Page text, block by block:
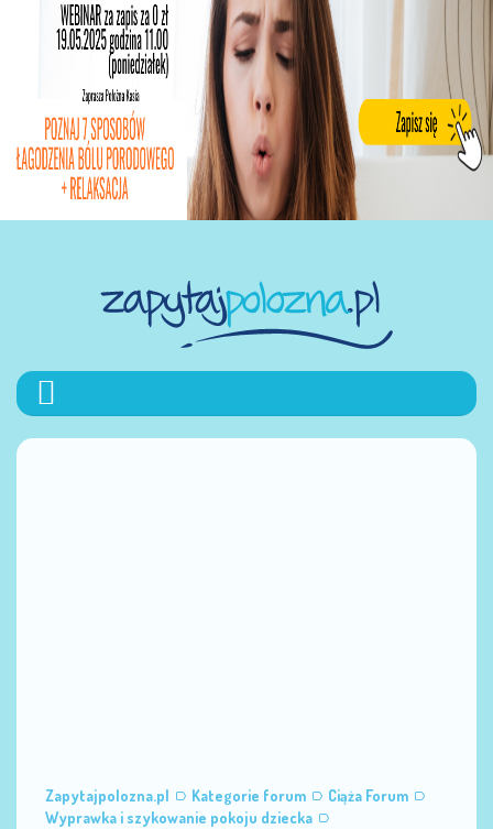
Zapytajpolozna.pl Kategorie forum
Ciąża Forum
Wyprawka i szykowanie pokoju dziecka